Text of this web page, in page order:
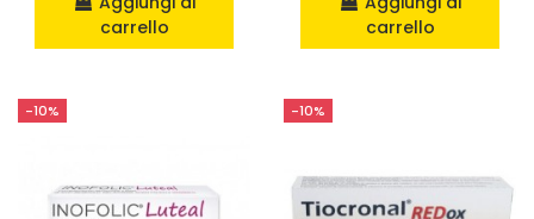
carrello
carrello
-10% -10%